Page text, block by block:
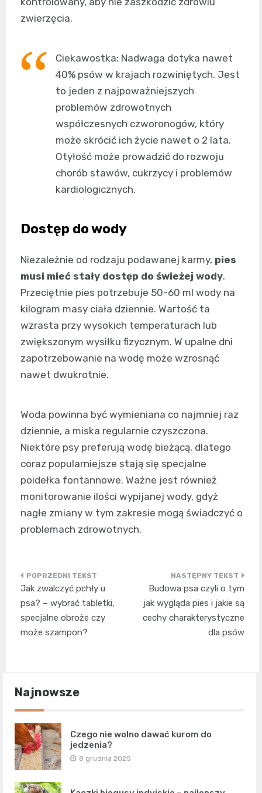
zwierzęcia.
Ciekawostka: Nadwaga dotyka nawet
40% psów w krajach rozwiniętych. Jest
to jeden z najpoważniejszych
problemów zdrowotnych
współczesnych czworonogów, który
może skrócić ich życie nawet o 2 lata.
Otyłość może prowadzić do rozwoju
chorób stawów, cukrzycy i problemów
kardiologicznych.
Dostęp do wody
Niezależnie od rodzaju podawanej karmy, pies
musi mieć stały dostęp do świeżej wody.
Przeciętnie pies potrzebuje 50-60 ml wody na
kilogram masy ciała dziennie. Wartość ta
wzrasta przy wysokich temperaturach lub
zwiększonym wysiłku fizycznym. W upalne dni
zapotrzebowanie na wodę może wzrosnąć
nawet dwukrotnie.
Woda powinna być wymieniana co najmniej raz
dziennie, a miska regularnie czyszczona.
Niektóre psy preferują wodę bieżącą, dlatego
coraz popularniejsze stają się specjalne
poidełka fontannowe. Ważne jest również
monitorowanie ilości wypijanej wody, gdyż
nagłe zmiany w tym zakresie mogą świadczyć o
problemach zdrowotnych.
Nawigacja
wpisu
Jak zwalczyć pchły u
psa? – wybrać tabletki,
specjalne obroże czy
może szampon?
Budowa psa czyli o tym
jak wygląda pies i jakie są
cechy charakterystyczne
dla psów
Najnowsze
Czego nie wolno dawać kurom do
jedzenia?
8 grudnia 2025